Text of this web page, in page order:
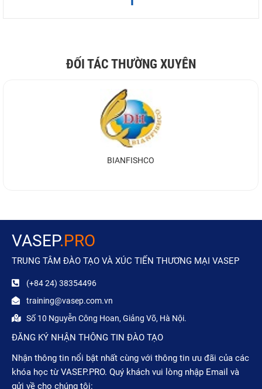
ĐỐI TÁC THƯỜNG XUYÊN
BIANFISHCO
VASEP.PRO
TRUNG TÂM ĐÀO TẠO VÀ XÚC TIẾN THƯƠNG MẠI VASEP
(+84 24) 38354496
training@vasep.com.vn
Số 10 Nguyễn Công Hoan, Giảng Võ, Hà Nội.
ĐĂNG KÝ NHẬN THÔNG TIN ĐÀO TẠO
Nhận thông tin nổi bật nhất cùng với thông tin ưu đãi của các
khóa học từ VASEP.PRO. Quý khách vui lòng nhập Email và
gửi về cho chúng tôi: